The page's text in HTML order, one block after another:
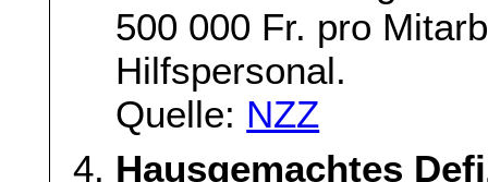
500 000 Fr. pro
Hilfspersonal.
Quelle: NZZ
Hausgemachtes